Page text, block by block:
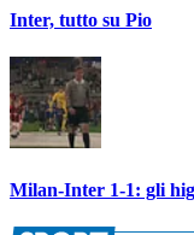
Inter, tutto su Pio
Milan-Inter 1-1: gli